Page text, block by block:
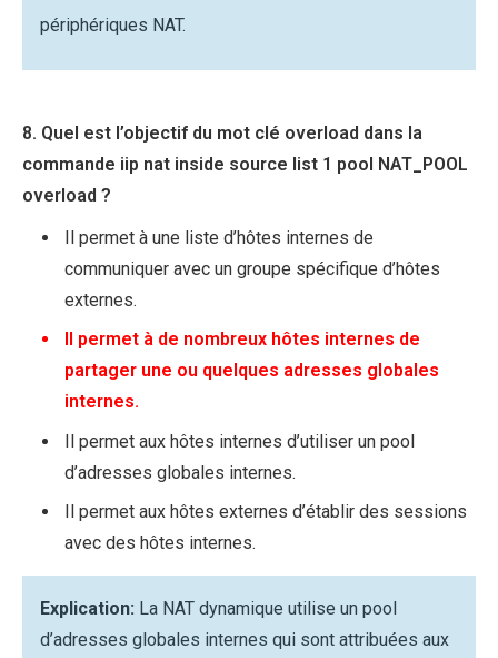
périphériques NAT.
8. Quel est l’objectif du mot clé overload dans la
commande iip nat inside source list 1 pool NAT_POOL
overload ?
Il permet à une liste d’hôtes internes de
communiquer avec un groupe spécifique d’hôtes
externes.
Il permet à de nombreux hôtes internes de
partager une ou quelques adresses globales
internes.
Il permet aux hôtes internes d’utiliser un pool
d’adresses globales internes.
Il permet aux hôtes externes d’établir des sessions
avec des hôtes internes.
Explication: La NAT dynamique utilise un pool
d’adresses globales internes qui sont attribuées aux